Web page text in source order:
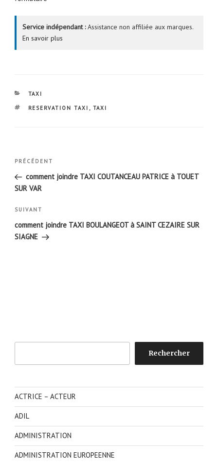
Service indépendant :Assistance non affiliée aux marques.
En savoir plus
CATÉGORIES
TAXI
ÉTIQUETTES
RESERVATION TAXI , TAXI
Navigation
l’article
Article
précédent
PRÉCÉDENT
comment joindre TAXI COUTANCEAU PATRICE à TOUET
SUR VAR
Article
suivant
SUIVANT
comment joindre TAXI BOULANGEOT à SAINT CEZAIRE SUR
SIAGNE
Rechercher
ACTRICE – ACTEUR
ADIL
ADMINISTRATION
ADMINISTRATION EUROPEENNE